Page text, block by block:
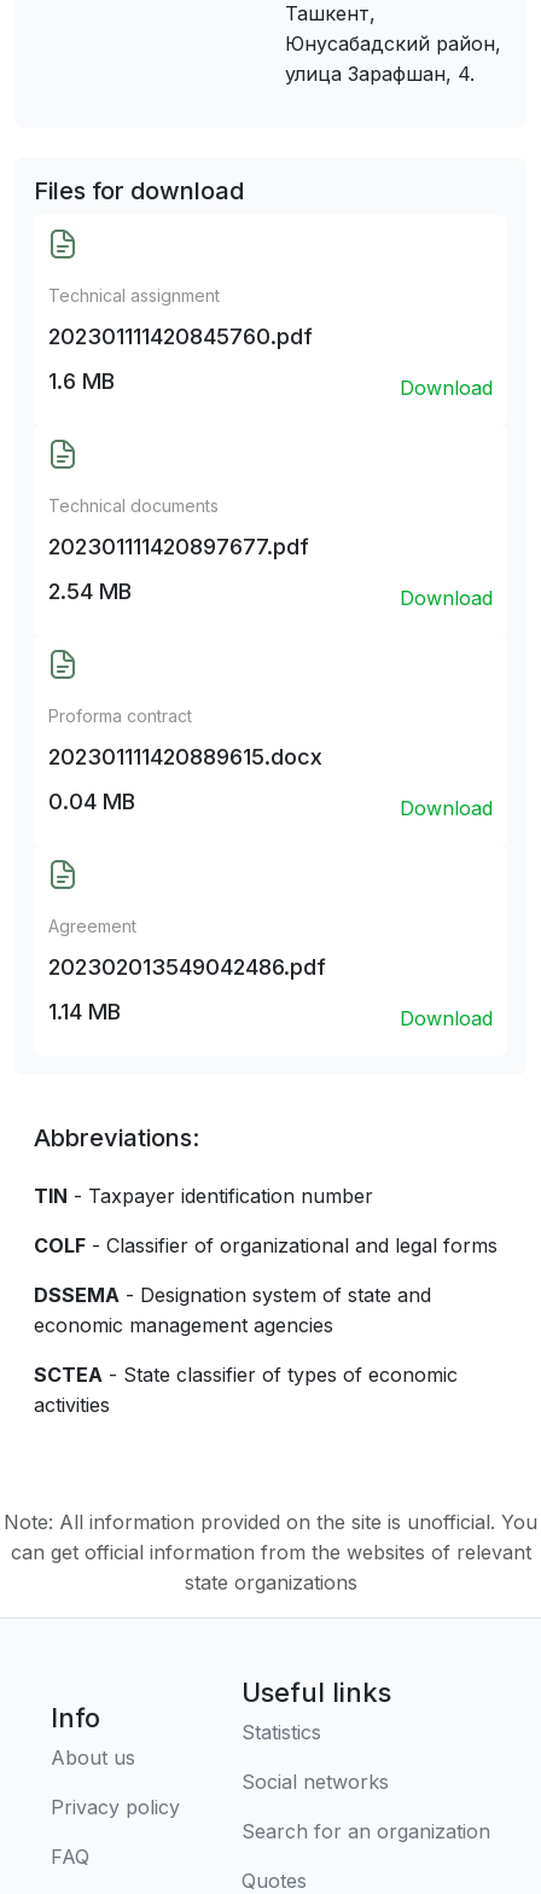
Ташкент,
Юнусабадский район,
улица Зарафшан, 4.
Files for download
Technical assignment
202301111420845760.pdf
1.6 MB
Download
Technical documents
202301111420897677.pdf
2.54 MB
Download
Proforma contract
202301111420889615.docx
0.04 MB
Download
Agreement
202302013549042486.pdf
1.14 MB
Download
Abbreviations:
TIN - Taxpayer identification number
COLF - Classifier of organizational and legal forms
DSSEMA - Designation system of state and
economic management agencies
SCTEA - State classifier of types of economic
activities
Note: All information provided on the site is unofficial. You
can get official information from the websites of relevant
state organizations
Info
About us
Privacy policy
FAQ
Useful links
Statistics
Social networks
Search for an organization
Quotes